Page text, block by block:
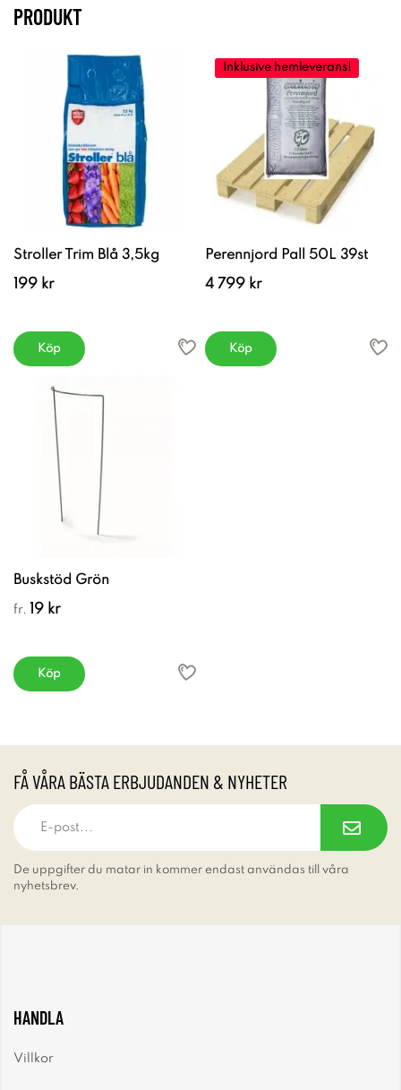
PRODUKT
Stroller Trim Blå 3,5kg
199 kr
Köp
Inklusive hemleverans!
Perennjord Pall 50L 39st
4 799 kr
Köp
Buskstöd Grön
fr. 19 kr
Köp
FÅ VÅRA BÄSTA ERBJUDANDEN & NYHETER
De uppgifter du matar in kommer endast användas till våra
nyhetsbrev.
HANDLA
Villkor